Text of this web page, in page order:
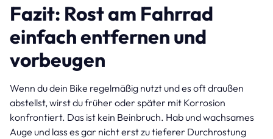
Fazit: Rost am Fahrrad
einfach entfernen und
vorbeugen
Wenn du dein Bike regelmäßig nutzt und es oft draußen
abstellst, wirst du früher oder später mit Korrosion
konfrontiert. Das ist kein Beinbruch. Hab und wachsames
Auge und lass es gar nicht erst zu tieferer Durchrostung